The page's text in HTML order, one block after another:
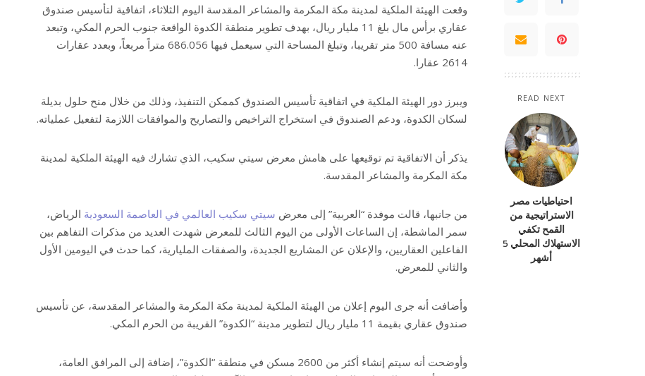
READ NEXT
احتياطيات مصر
الاستراتيجية من
القمح تكفي
الاستهلاك المحلي 5
أشهر
‎وقعت الهيئة الملكية لمدينة مكة المكرمة والمشاعر المقدسة اليوم الثلاثاء، اتفاقية لتأسيس صندوق
عقاري برأس مال بلغ 11 مليار ريال، بهدف تطوير منطقة الكدوة الواقعة جنوب الحرم المكي، وتبعد
عنه مسافة 500 متر تقريبا، وتبلغ المساحة التي سيعمل فيها 686.056 متراً مربعاً، وبعدد عقارات
2614 عقارا.
ويبرز دور الهيئة الملكية في اتفاقية تأسيس الصندوق كممكن التنفيذ، وذلك من خلال منح حلول بديلة
لسكان الكدوة، ودعم الصندوق في استخراج التراخيص والتصاريح والموافقات اللازمة لتفعيل عملياته.
يذكر أن الاتفاقية تم توقيعها على هامش معرض سيتي سكيب، الذي تشارك فيه الهيئة الملكية لمدينة
مكة المكرمة والمشاعر المقدسة.
من جانبها، قالت موفدة “العربية” إلى معرض سيتي سكيب العالمي في العاصمة السعودية الرياض،
سمر الماشطة، إن الساعات الأولى من اليوم الثالث للمعرض شهدت العديد من مذكرات التفاهم بين
الفاعلين العقاريين، والإعلان عن المشاريع الجديدة، والصفقات المليارية، كما حدث في اليومين الأول
والثاني للمعرض.
وأضافت أنه جرى اليوم إعلان من الهيئة الملكية لمدينة مكة المكرمة والمشاعر المقدسة، عن تأسيس
صندوق عقاري بقيمة 11 مليار ريال لتطوير مدينة “الكدوة” القريبة من الحرم المكي.
وأوضحت أنه سيتم إنشاء أكثر من 2600 مسكن في منطقة “الكدوة”، إضافة إلى المرافق العامة،